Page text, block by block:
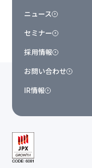
ニュース
セミナー
採用情報
お問い合わせ
IR情報